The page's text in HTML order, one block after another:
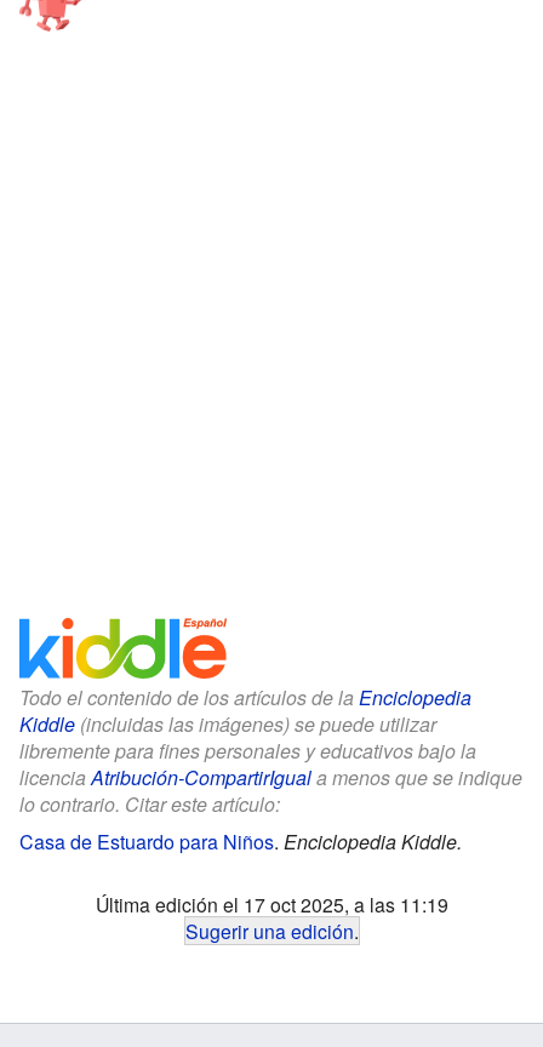
Todo el contenido de los artículos de la Enciclopedia
Kiddle (incluidas las imágenes) se puede utilizar
libremente para fines personales y educativos bajo la
licencia Atribución-CompartirIguala menos que se indique
lo contrario. Citar este artículo:
Casa de Estuardo para Niños. Enciclopedia Kiddle.
Última edición el 17 oct 2025, a las 11:19
Sugerir una edición.